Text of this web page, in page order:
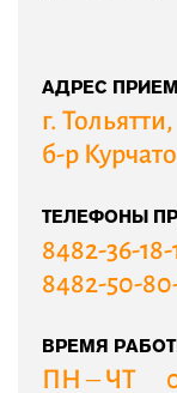
АДРЕС
г. Тольятти,
б-р
ТЕЛЕФОНЫ
8482-36-18-
8482-50-
ВРЕМЯ
ПН – ЧТ